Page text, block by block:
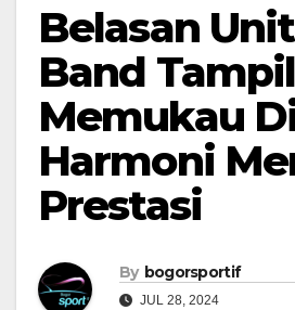
Belasan
Band Tampil
Memukau
Harmoni
Prestasi
By bogorsportif
JUL 28, 2024